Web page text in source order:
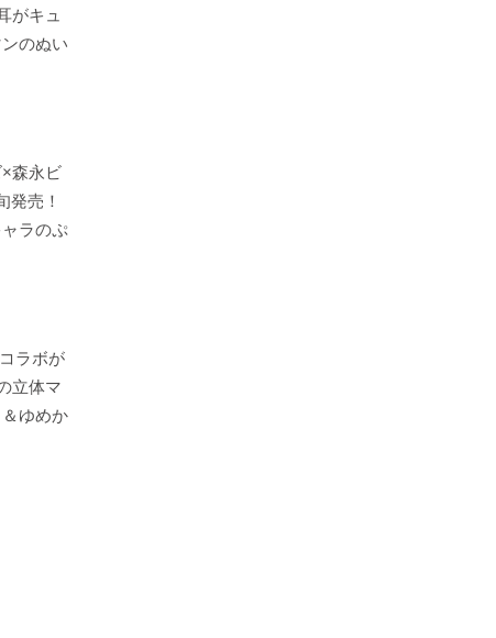
がキュ
のぬい
×森永ビ
発売！
ラのぷ
ラボが
立体マ
ゆめか